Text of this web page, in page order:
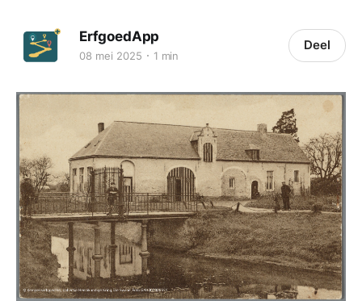
ErfgoedApp
08 mei 2025 1 min
Deel